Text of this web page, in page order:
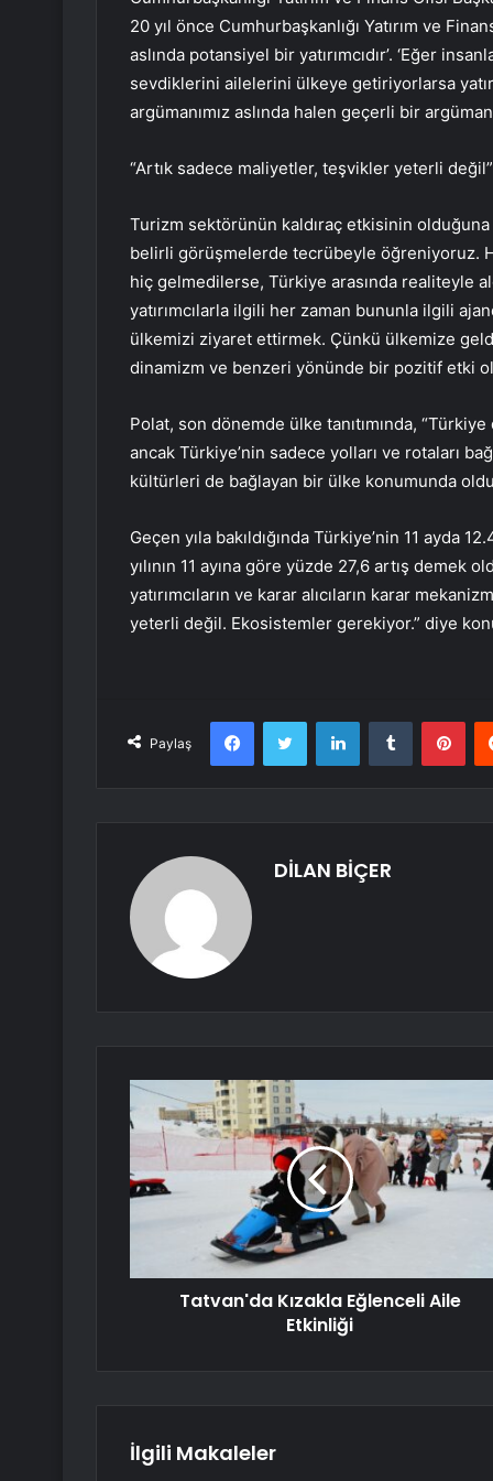
20 yıl önce Cumhurbaşkanlığı Yatırım ve
aslında potansiyel bir yatırımcıdır’. ‘Eğer
sevdiklerini ailelerini ülkeye getiriyorlarsa
argümanımız aslında halen geçerli bir
“Artık sadece maliyetler, teşvikler yeterli değil”
Turizm sektörünün kaldıraç etkisinin olduğuna
belirli görüşmelerde tecrübeyle öğreniyoruz.
hiç gelmedilerse, Türkiye arasında realiteyle
yatırımcılarla ilgili her zaman bununla ilgili
ülkemizi ziyaret ettirmek. Çünkü ülkemize
dinamizm ve benzeri yönünde bir pozitif etki
Polat, son dönemde ülke tanıtımında, “Türkiye
ancak Türkiye’nin sadece yolları ve rotaları
kültürleri de bağlayan bir ülke konumunda
Geçen yıla bakıldığında Türkiye’nin 11 ayda
yılının 11 ayına göre yüzde 27,6 artış demek
yatırımcıların ve karar alıcıların karar
yeterli değil. Ekosistemler gerekiyor.” diye
Paylaş
FacebookTwitter LinkedInTumblr
DİLAN BİÇER
Tatvan'da Kızakla Eğlenceli Aile
Etkinliği
İlgili Makaleler